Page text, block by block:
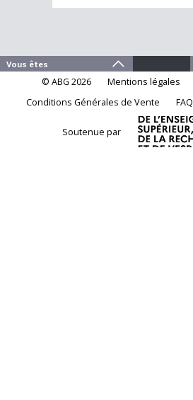
© ABG 2026 Mentions légales
Conditions Générales de Vente
FAQ
Soutenue par